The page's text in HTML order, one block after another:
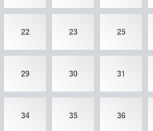
22 23 25
29 30 31
34 35 36